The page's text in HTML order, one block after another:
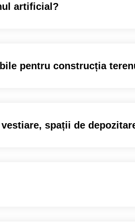
artificial?
pentru construcția
spații de